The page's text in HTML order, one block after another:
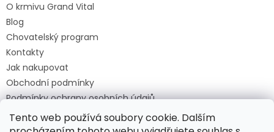
Tento web používá soubory cookie. Dalším
O krmivu Grand Vital
Blog
Chovatelský program
Kontakty
Jak nakupovat
Obchodní podmínky
Podmínky ochrany osobních údajů
O krmivu Grand Vital